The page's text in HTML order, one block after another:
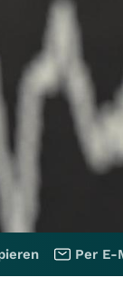
Per E-